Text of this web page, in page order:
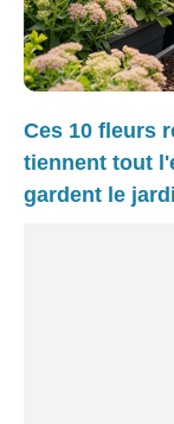
Ces 10 fleurs
tiennent tout
gardent le